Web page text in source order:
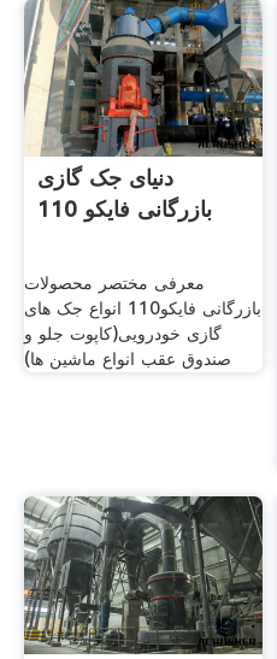
دنیای جک گازی
بازرگانی فایکو 110
معرفی مختصر محصولات
بازرگانی فایکو110 انواع جک های
گازی خودرویی(کاپوت جلو و
صندوق عقب انواع ماشین ها)